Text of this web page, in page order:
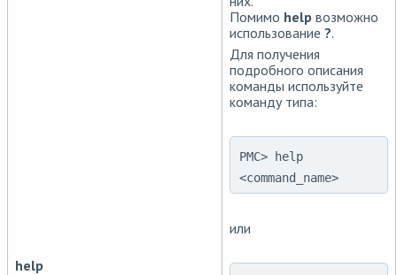
help
Помимо help возможно
использование ?.
Для получения
подробного описания
команды используйте
команду типа:
PMC> help
<command_name>
или